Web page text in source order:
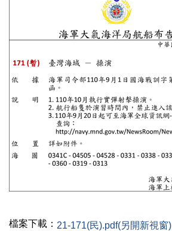
檔案下載： 21-171(民).pdf(另開新視窗)